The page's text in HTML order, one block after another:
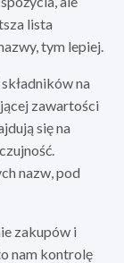
lista
tym lepiej.
na
zawartości
się na
nazw, pod
zakupów i
nam kontrolę